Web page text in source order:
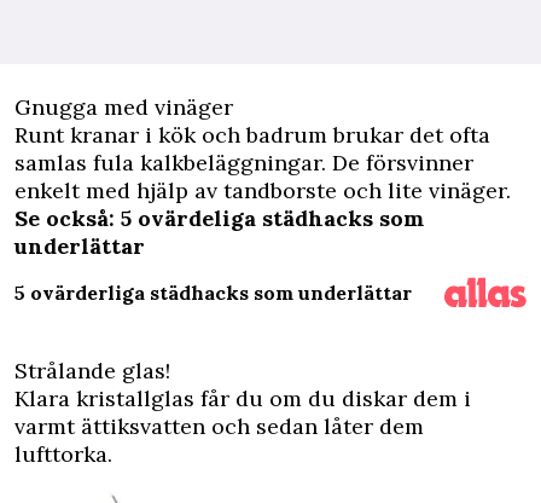
Gnugga med vinäger
Runt kranar i kök och badrum brukar det ofta
samlas fula kalkbeläggningar. De försvinner
enkelt med hjälp av tandborste och lite vinäger.
Se också: 5 ovärdeliga städhacks som
underlättar
5 ovärderliga städhacks som underlättar
Strålande glas!
Klara kristallglas får du om du diskar dem i
varmt ättiksvatten och sedan låter dem
lufttorka.